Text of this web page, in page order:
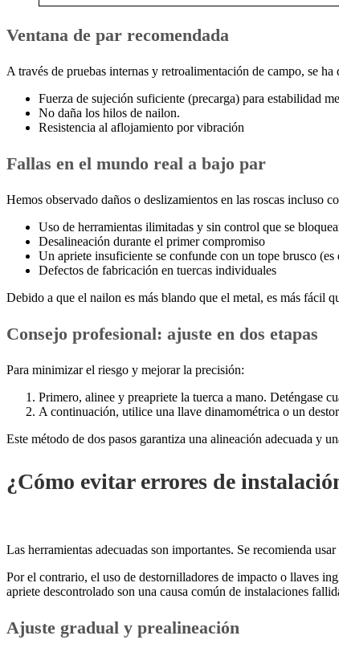
Ventana de par recomendada
A través de pruebas internas y retroalimentación de campo, se
Fuerza de sujeción suficiente (precarga) para estabilidad
No daña los hilos de nailon.
Resistencia al aflojamiento por vibración
Fallas en el mundo real a bajo par
Hemos observado daños o deslizamientos en las roscas incluso
Uso de herramientas ilimitadas y sin control que se
Desalineación durante el primer compromiso
Un apriete insuficiente se confunde con un tope brusco (es
Defectos de fabricación en tuercas individuales
Debido a que el nailon es más blando que el metal, es más fácil
Consejo profesional: ajuste en dos etapas
Para minimizar el riesgo y mejorar la precisión:
Primero, alinee y preapriete la tuerca a mano. Deténgase
A continuación, utilice una llave dinamométrica o un
Este método de dos pasos garantiza una alineación adecuada y
¿Cómo evitar errores de
Las herramientas adecuadas son importantes. Se recomienda
Por el contrario, el uso de destornilladores de impacto o llaves
apriete descontrolado son una causa común de instalaciones
Ajuste gradual y prealineación